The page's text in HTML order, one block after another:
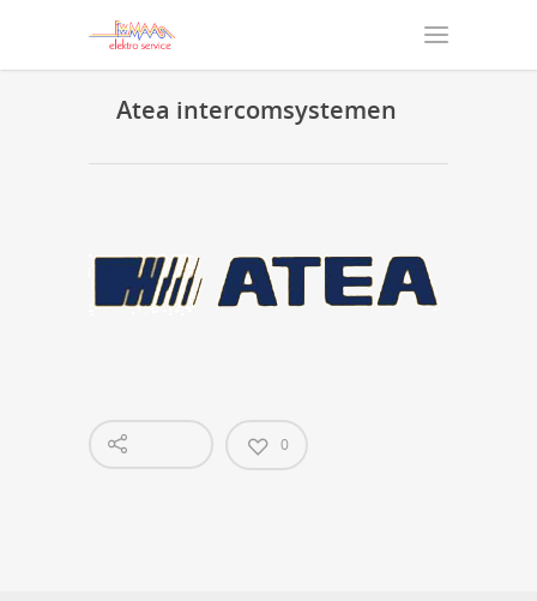
Atea intercomsystemen
0